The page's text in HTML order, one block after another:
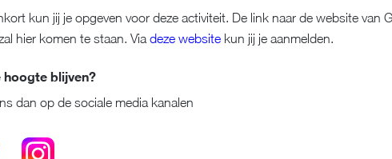
kun jij je opgeven voor deze activiteit. De link naar de website van
hier komen te staan. Via deze website kun jij je aanmelden.
hoogte blijven?
dan op de sociale media kanalen